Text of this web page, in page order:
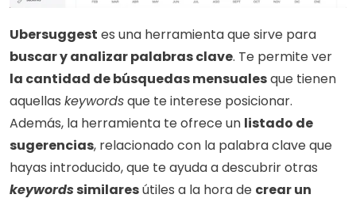
Ubersuggest
buscar y analizar palabras clave
la cantidad de búsquedas mensuales que tienen
aquellas keywords que te interese posicionar.
Además, la herramienta te ofrece un listado de
sugerencias, relacionado con la palabra clave que
keywords similares útiles a la hora de crear un